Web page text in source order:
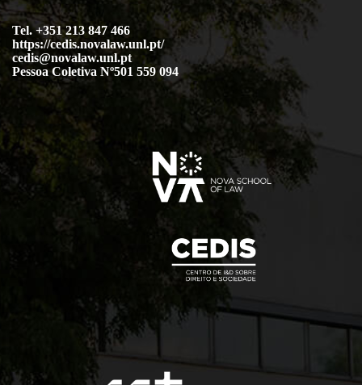
Tel. +351 213 847 466
https://cedis.novalaw.unl.pt/
cedis@novalaw.unl.pt
Pessoa Coletiva Nº501 559 094